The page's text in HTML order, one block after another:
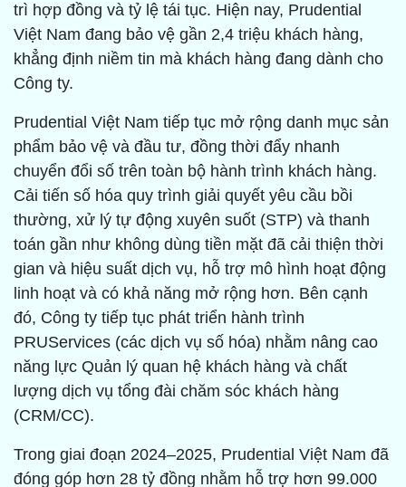
trì hợp đồng và tỷ lệ tái tục. Hiện nay, Prudential
Việt Nam đang bảo vệ gần 2,4 triệu khách hàng,
khẳng định niềm tin mà khách hàng đang dành cho
Công ty.
Prudential Việt Nam tiếp tục mở rộng danh mục sản
phẩm bảo vệ và đầu tư, đồng thời đẩy nhanh
chuyển đổi số trên toàn bộ hành trình khách hàng.
Cải tiến số hóa quy trình giải quyết yêu cầu bồi
thường, xử lý tự động xuyên suốt (STP) và thanh
toán gần như không dùng tiền mặt đã cải thiện thời
gian và hiệu suất dịch vụ, hỗ trợ mô hình hoạt động
linh hoạt và có khả năng mở rộng hơn. Bên cạnh
đó, Công ty tiếp tục phát triển hành trình
PRUServices (các dịch vụ số hóa) nhằm nâng cao
năng lực Quản lý quan hệ khách hàng và chất
lượng dịch vụ tổng đài chăm sóc khách hàng
(CRM/CC).
Trong giai đoạn 2024–2025, Prudential Việt Nam đã
đóng góp hơn 28 tỷ đồng nhằm hỗ trợ hơn 99.000